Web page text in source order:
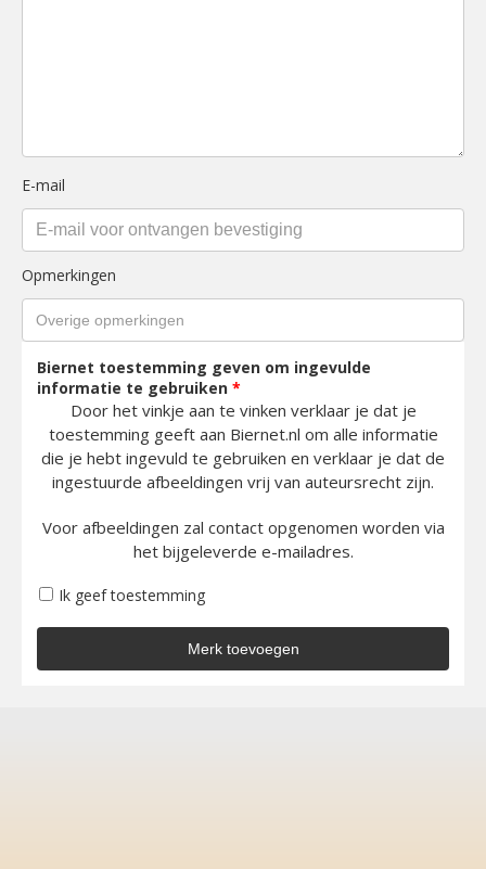
E-mail
Opmerkingen
Biernet toestemming geven om ingevulde
informatie te gebruiken *
Door het vinkje aan te vinken verklaar je dat je
toestemming geeft aan Biernet.nl om alle informatie
die je hebt ingevuld te gebruiken en verklaar je dat de
ingestuurde afbeeldingen vrij van auteursrecht zijn.
Voor afbeeldingen zal contact opgenomen worden via
het bijgeleverde e-mailadres.
Ik geef toestemming